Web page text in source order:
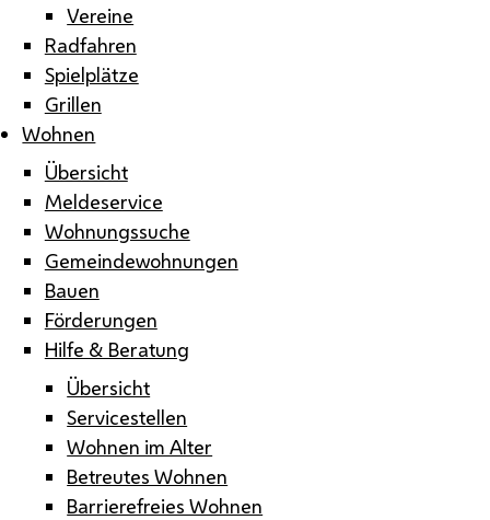
Vereine
Radfahren
Spielplätze
Grillen
Wohnen
Übersicht
Meldeservice
Wohnungssuche
Gemeindewohnungen
Bauen
Förderungen
Hilfe & Beratung
Übersicht
Servicestellen
Wohnen im Alter
Betreutes Wohnen
Barrierefreies Wohnen